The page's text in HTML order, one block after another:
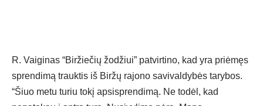
R. Vaiginas “Biržiečių žodžiui” patvirtino, kad yra priėmęs
sprendimą trauktis iš Biržų rajono savivaldybės tarybos.
“Šiuo metu turiu tokį apsisprendimą. Ne todėl, kad